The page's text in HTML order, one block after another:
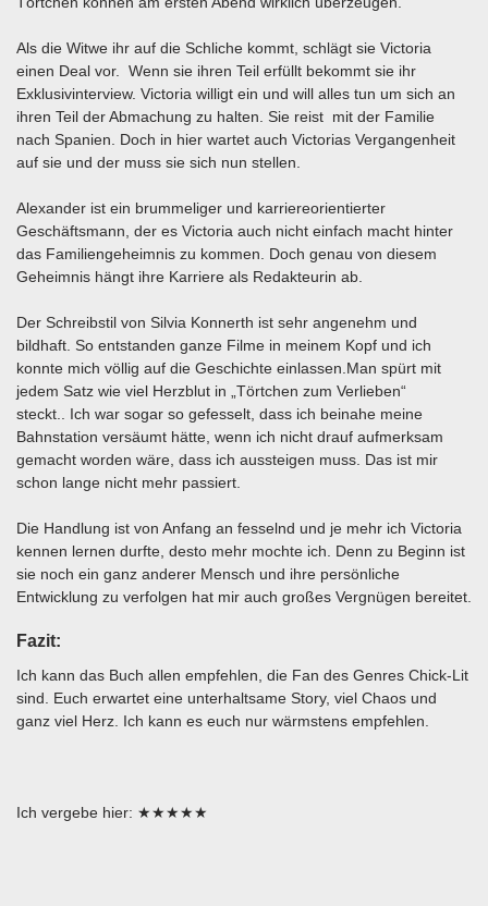
Als die Witwe ihr auf die Schliche kommt, schlägt sie Victoria
einen Deal vor. Wenn sie ihren Teil erfüllt bekommt sie ihr
Exklusivinterview. Victoria willigt ein und will alles tun um sich an
ihren Teil der Abmachung zu halten. Sie reist mit der Familie
nach Spanien. Doch in hier wartet auch Victorias Vergangenheit
auf sie und der muss sie sich nun stellen.
Alexander ist ein brummeliger und karriereorientierter
Geschäftsmann, der es Victoria auch nicht einfach macht hinter
das Familiengeheimnis zu kommen. Doch genau von diesem
Geheimnis hängt ihre Karriere als Redakteurin ab.
Der Schreibstil von Silvia Konnerth ist sehr angenehm und
bildhaft. So entstanden ganze Filme in meinem Kopf und ich
konnte mich völlig auf die Geschichte einlassen.Man spürt mit
jedem Satz wie viel Herzblut in „Törtchen zum Verlieben“
steckt.. Ich war sogar so gefesselt, dass ich beinahe meine
Bahnstation versäumt hätte, wenn ich nicht drauf aufmerksam
gemacht worden wäre, dass ich aussteigen muss. Das ist mir
schon lange nicht mehr passiert.
Die Handlung ist von Anfang an fesselnd und je mehr ich Victoria
kennen lernen durfte, desto mehr mochte ich. Denn zu Beginn ist
sie noch ein ganz anderer Mensch und ihre persönliche
Entwicklung zu verfolgen hat mir auch großes Vergnügen bereitet.
Fazit:
Ich kann das Buch allen empfehlen, die Fan des Genres Chick-Lit
sind. Euch erwartet eine unterhaltsame Story, viel Chaos und
ganz viel Herz. Ich kann es euch nur wärmstens empfehlen.
Ich vergebe hier: ★★★★★